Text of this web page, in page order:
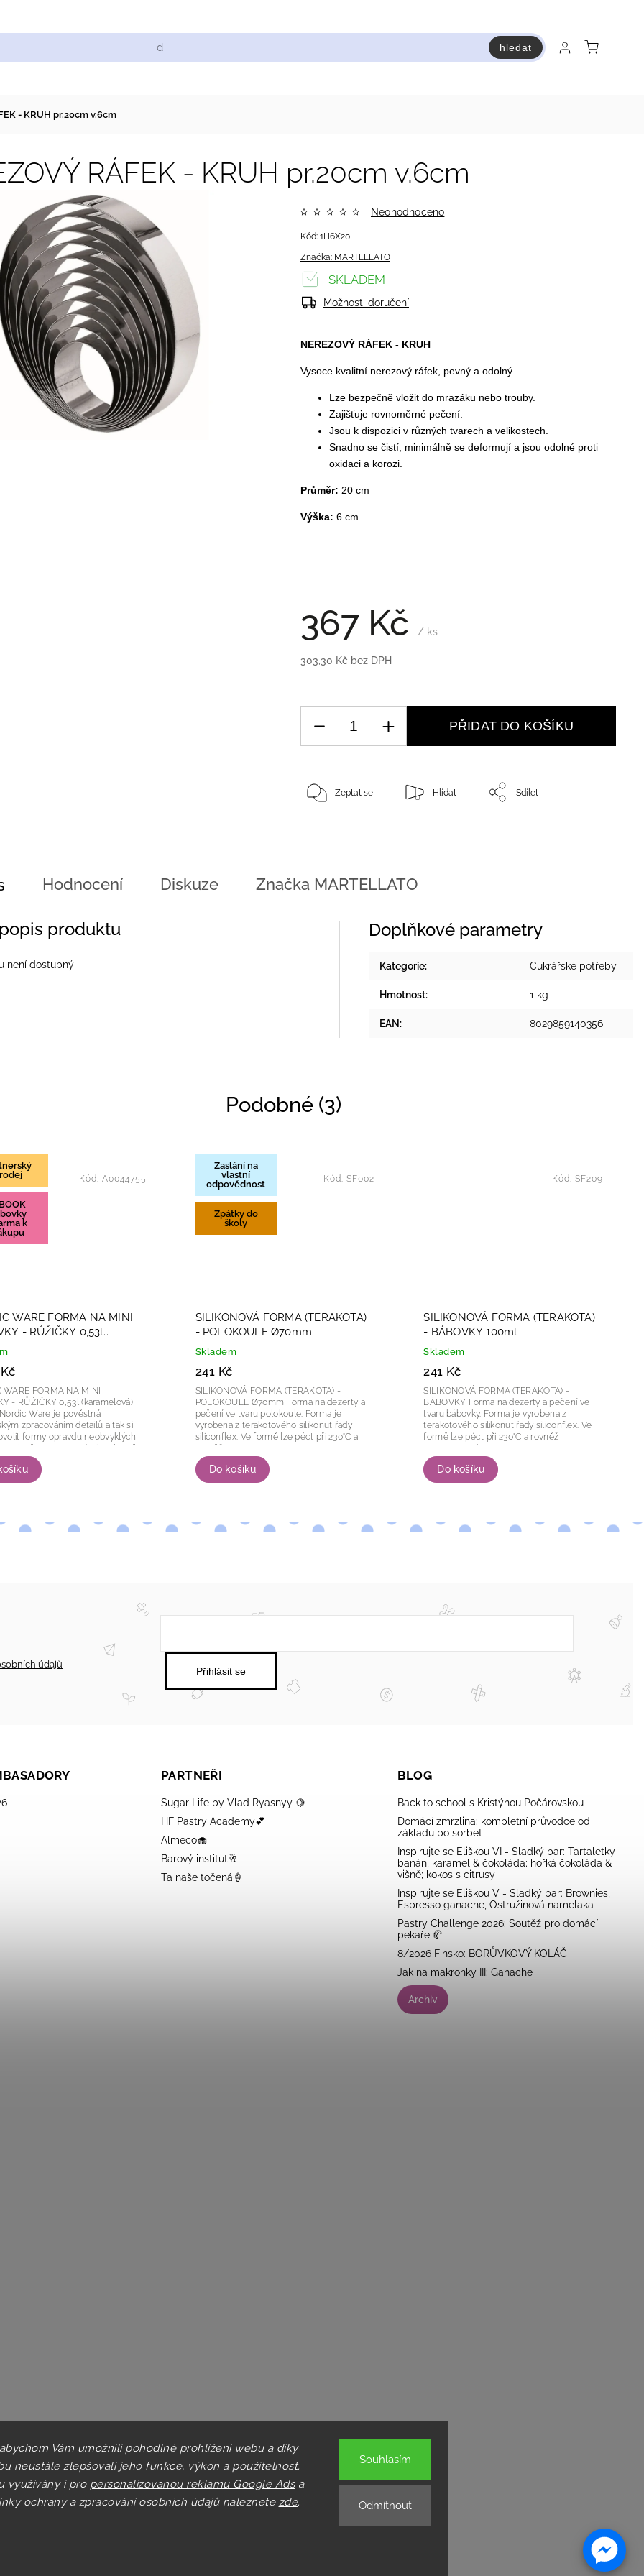
Vám umožnili pohodlné prohlížení webu a díky
neustále zlepšovali jeho funkce, výkon a použitelnost.
využívány i pro personalizovanou reklamu Google Adsa
ochrany a zpracování osobních údajů naleznete zde. Odmítnout
Souhlasím
hledat
- KRUH pr.20cm v.6cm
RÁFEK - KRUH pr.20cm v.6cm
Značka: MARTELLATO
Neohodnoceno
367 Kč / ks
303,30 Kč bez DPH
Kód: 1H6X20
NEREZOVÝ RÁFEK - KRUH
Vysoce kvalitní nerezový ráfek, pevný a odolný.
Lze bezpečně vložit do mrazáku nebo trouby.
Zajišťuje rovnoměrné pečení.
Jsou k dispozici v různých tvarech a velikostech.
Snadno se čistí, minimálně se deformují a jsou odolné proti
oxidaci a korozi.
Průměr: 20 cm
Výška: 6 cm
SKLADEM
Možnosti doručení
PŘIDAT DO KOŠÍKU
Zeptat se Hlídat Sdílet
Hodnocení Diskuze Značka MARTELLATO
produktu
není dostupný
Doplňkové parametry
Kategorie: Cukrářské potřeby
Hmotnost: 1 kg
EAN : 8029859140356
Podobné (3)
k
WARE FORMA NA MINI
- RŮŽIČKY 0,53l
WARE FORMA NA MINI
- RŮŽIČKY 0,53l (karamelová)
Ware je pověstná
zpracováním detailů a tak si
formy opravdu neobvyklých
získáte 6 malých...
Kód: A0044755
Zaslání na
vlastní
odpovědnost
Zpátky do
školy
SILIKONOVÁ FORMA (TERAKOTA)
- POLOKOULE Ø70mm
Skladem
241 Kč
Do košíku
SILIKONOVÁ FORMA (TERAKOTA) -
POLOKOULE Ø70mm Forma na dezerty a
pečení ve tvaru polokoule. Forma je
vyrobena z terakotového silikonut řady
siliconflex. Ve formě lze péct při 230°C a
Kód:SF002
SILIKONOVÁ FORMA (TERAKOTA)
- BÁBOVKY 100ml
Skladem
241 Kč
Do košíku
SILIKONOVÁ FORMA (TERAKOTA) -
BÁBOVKY Forma na dezerty a pečení ve
tvaru bábovky. Forma je vyrobena z
terakotového silikonut řady siliconflex. Ve
formě lze péct při 230°C a rovněž
Kód: SF209
údajů
Přihlásit se
PARTNEŘI
Sugar Life by Vlad Ryasnyy 🍋
HF Pastry Academy💕
Almeco🧁
Barový institut🥂
Ta naše točená🍦
BLOG
Back to school s Kristýnou Počárovskou
Domácí zmrzlina: kompletní průvodce od
základu po sorbet
Inspirujte se Eliškou VI - Sladký bar: Tartaletky
banán, karamel & čokoláda; hořká čokoláda &
višně; kokos s citrusy
Inspirujte se Eliškou V - Sladký bar: Brownies,
Espresso ganache, Ostružinová namelaka
Pastry Challenge 2026: Soutěž pro domácí
pekaře 🥐
8/2026 Finsko: BORŮVKOVÝ KOLÁČ
Jak na makronky III: Ganache
Archiv